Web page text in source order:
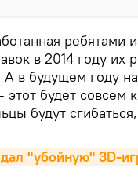
ребятами
в 2014 году их
в будущем году
будет совсем
будут сгибаться,
"убойную" 3D-